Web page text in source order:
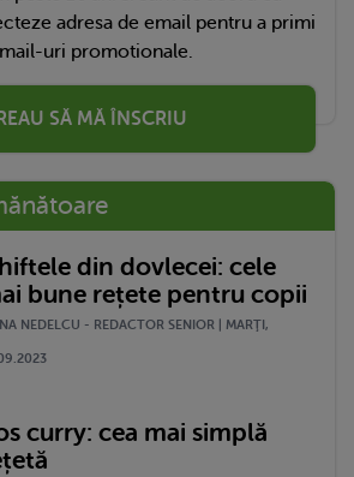
adresa de email pentru a primi
uri promotionale.
SĂ MĂ ÎNSCRIU
din dovlecei: cele
bune rețete pentru copii
NEDELCU - REDACTOR SENIOR | MARŢI,
curry: cea mai simplă